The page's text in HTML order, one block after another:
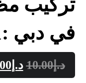
تركيب
في دبي :0565930521
د.إ10.00 د.إ